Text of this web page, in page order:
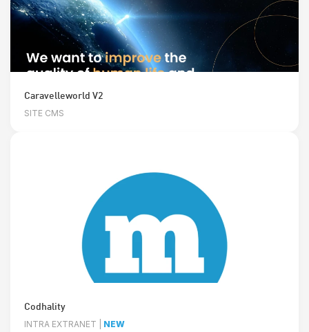
Caravelleworld V2
SITE CMS
Codhality
INTRA EXTRANET | NEW